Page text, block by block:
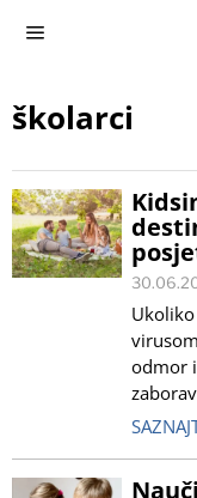
školarci
odmor